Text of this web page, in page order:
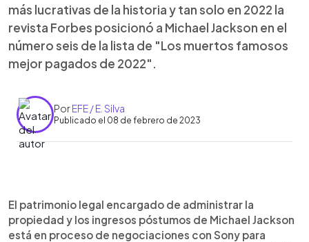
más lucrativas de la historia y tan solo en 2022 la
revista Forbes posicionó a Michael Jackson en el
número seis de la lista de "Los muertos famosos
mejor pagados de 2022".
PorEFE / E. Silva
Publicado el 08 de febrero de 2023
► Escuchar artículo
El patrimonio legal encargado de administrar la
propiedad y los ingresos póstumos de Michael Jackson
está en proceso de negociaciones con Sony para